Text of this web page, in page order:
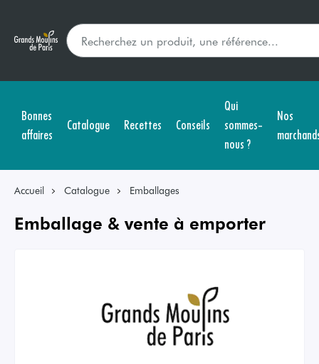
Bonnes
affaires
Catalogue Recettes Conseils
Qui
sommes-
nous ?
Nos
Accueil Catalogue Emballages
Emballage & vente à emporter